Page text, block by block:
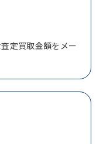
定買取金額をメー